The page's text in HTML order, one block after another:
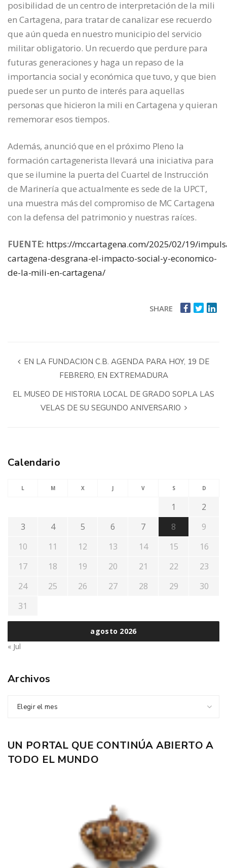
posibilidad de un centro de interpretación de la mili
en Cartagena, para tratar de canalizar ese recuerdo
que aún queda en nuestro municipio del servicio
militar obligatorio. Un recuerdo que perdure para
futuras generaciones y haga un repaso de la
importancia social y económica que tuvo, y que bien
puede ser un punto de interés para aquellas
personas que hicieron la mili en Cartagena y quieran
rememorar esos tiempos.
Además, anunció que en el próximo Pleno la
formación cartagenerista llevará una iniciativa para
que se ilumine la puerta del Cuartel de Instrucción
de Marinería que actualmente es sede de la UPCT,
una muestra más del compromiso de MC Cartagena
con la defensa del patrimonio y nuestras raíces.
FUENTE: https://mccartagena.com/2025/02/19/
cartagena-desgrana-el-impacto-social-y-economico-
de-la-mili-en-cartagena/
SHARE
EN LA FUNDACION C.B. AGENDA PARA HOY, 19 DE
FEBRERO, EN EXTREMADURA
EL MUSEO DE HISTORIA LOCAL DE GRADO SOPLA LAS
VELAS DE SU SEGUNDO ANIVERSARIO
Calendario
agosto 2026
L M X J V S D
1
2
3
4 5 6 7 8
9
10
11 12 13 14 15
16
17
18 19 20 21 22
23
24
25 26 27 28 29
30
31
« Jul
Archivos
Elegir el mes
UN PORTAL QUE CONTINÚA ABIERTO A
TODO EL MUNDO